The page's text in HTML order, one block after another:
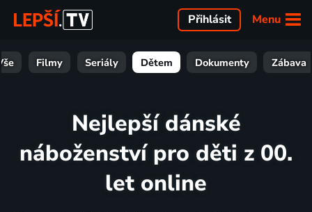
Menu
Přihlásit
Filmy Seriály Dětem Dokumenty Zábava
Nejlepší dánské
náboženství pro děti z 00.
let online